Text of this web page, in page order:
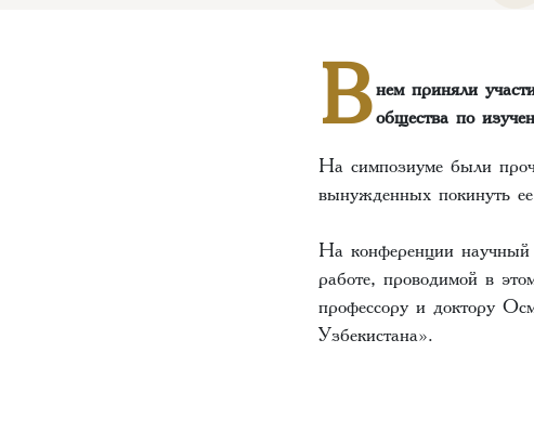
Внем приняли
общества по
На симпозиуме были
вынужденных покинуть
На конференции научный
работе, проводимой в
профессору и доктору
Узбекистана».